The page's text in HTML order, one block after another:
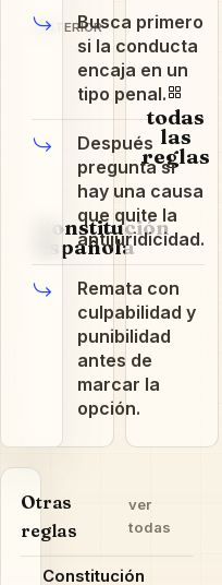
Busca primero
si la conducta
encaja en un
tipo penal.
Después
pregunta si
hay una causa
que quite la
antijuridicidad.
Remata con
culpabilidad y
punibilidad
antes de
marcar la
opción.
ANTERIOR
Constitución
Española
todas
las
reglas
Otras
reglas
ver
todas
Constitución